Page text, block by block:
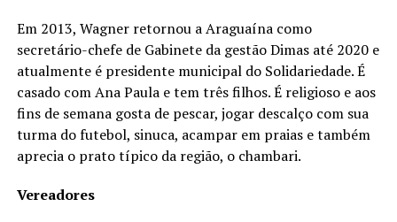
Em 2013, Wagner retornou a Araguaína como
secretário-chefe de Gabinete da gestão Dimas até 2020 e
atualmente é presidente municipal do Solidariedade. É
casado com Ana Paula e tem três filhos. É religioso e aos
fins de semana gosta de pescar, jogar descalço com sua
turma do futebol, sinuca, acampar em praias e também
aprecia o prato típico da região, o chambari.
Vereadores